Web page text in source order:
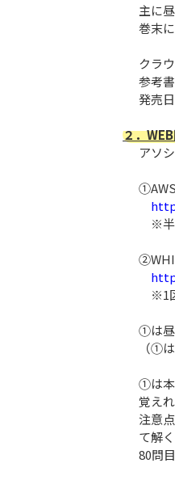
主に
巻末
クラ
参考
発売
２．
アソ
※半
※1
①は昼
（①
①は本
覚え
注意
て解
80問